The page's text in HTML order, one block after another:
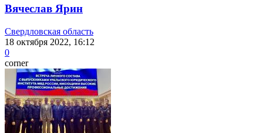
Вячеслав Ярин
Свердловская область
18 октября 2022, 16:12
0
corner